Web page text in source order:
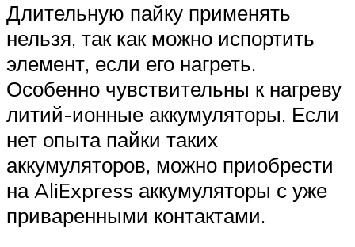
Длительную пайку применять
нельзя, так как можно испортить
элемент, если его нагреть.
Особенно чувствительны к нагреву
литий-ионные аккумуляторы. Если
нет опыта пайки таких
аккумуляторов, можно приобрести
на AliExpress аккумуляторы с уже
приваренными контактами.